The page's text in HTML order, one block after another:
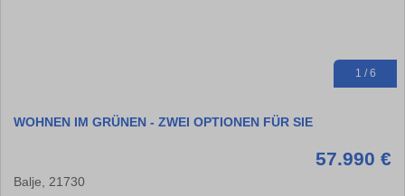
1 / 6
WOHNEN IM GRÜNEN - ZWEI OPTIONEN FÜR SIE
57.990 €
Balje, 21730